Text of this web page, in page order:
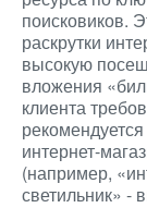
поисковиков.
раскрутки
высокую
вложения
клиента
интернет-
(например,
светильник» -